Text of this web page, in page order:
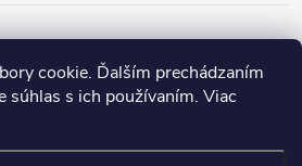
cookie. Ďalším prechádzaním
súhlas s ich používaním. Viac